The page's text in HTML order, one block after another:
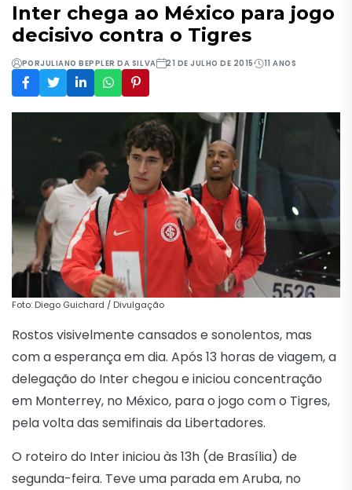
Inter chega ao México para jogo
decisivo contra o Tigres
PORJULIANO BEPPLER DA SILVA 21 DE JULHO DE 2015 11 ANOS
Foto: Diego Guichard / Divulgação
Rostos visivelmente cansados e sonolentos, mas
com a esperança em dia. Após 13 horas de viagem, a
delegação do Inter chegou e iniciou concentração
em Monterrey, no México, para o jogo com o Tigres,
pela volta das semifinais da Libertadores.
O roteiro do Inter iniciou às 13h (de Brasília) de
segunda-feira. Teve uma parada em Aruba, no